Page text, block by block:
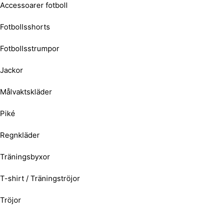
Accessoarer fotboll
Fotbollsshorts
Fotbollsstrumpor
Jackor
Målvaktskläder
Piké
Regnkläder
Träningsbyxor
T-shirt / Träningströjor
Tröjor